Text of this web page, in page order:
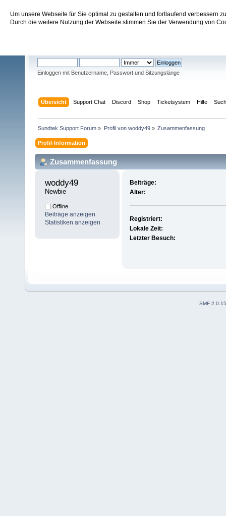
Um unsere Webseite für Sie optimal zu gestalten und fortlaufend verbessern
Durch die weitere Nutzung der Webseite stimmen Sie der Verwendung von
Sundtek Support Forum
Einloggen mit Benutzername, Passwort und Sitzungslänge
Übersicht Support Chat Discord Shop Ticketsystem Hilfe
Sundtek Support Forum » Profil von woddy49» Zusammenfassung
Profil-Information
Zusammenfassung
woddy49
Newbie
Offline
Beiträge anzeigen
Statistiken anzeigen
Beiträge:
Alter:
Registriert:
Lokale Zeit:
Letzter Besuch:
SMF 2.0.15